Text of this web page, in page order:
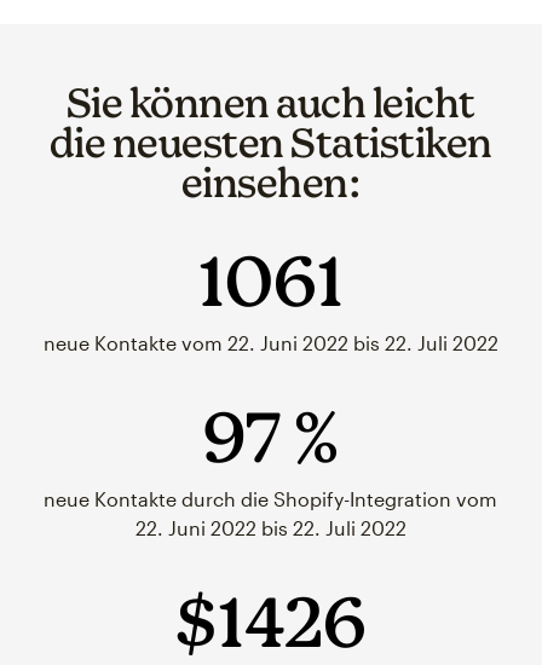
Sie können auch leicht
die neuesten Statistiken
einsehen:
1061
neue Kontakte vom 22. Juni 2022 bis 22. Juli 2022
97 %
neue Kontakte durch die Shopify-Integration vom
22. Juni 2022 bis 22. Juli 2022
$1426